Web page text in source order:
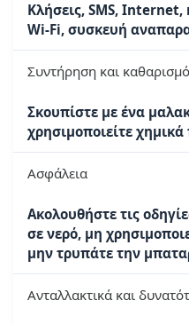
Κλήσεις, SMS,
Wi-Fi, συσκευή
Συντήρηση και
Σκουπίστε με ένα
χρησιμοποιείτε χημικά
Ασφάλεια
Ακολουθήστε τις
σε νερό, μη
μην τρυπάτε την
Ανταλλακτικά και